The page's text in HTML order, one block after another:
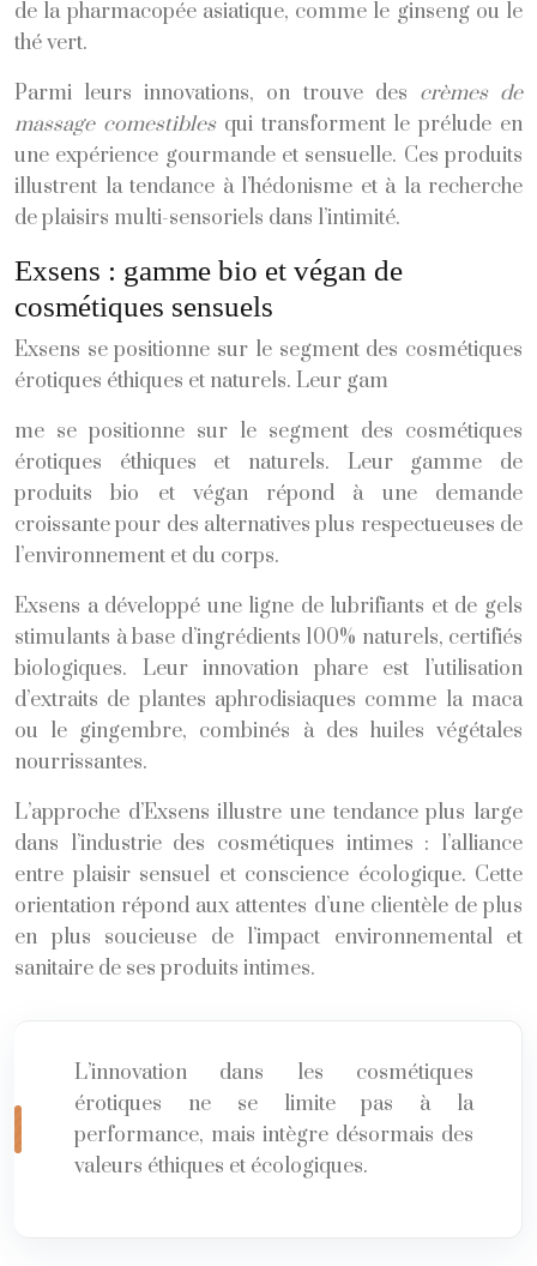
de la pharmacopée asiatique, comme le ginseng ou le
thé vert.
Parmi leurs innovations, on trouve des crèmes de
massage comestibles qui transforment le prélude en
une expérience gourmande et sensuelle. Ces produits
illustrent la tendance à l’hédonisme et à la recherche
de plaisirs multi-sensoriels dans l’intimité.
Exsens : gamme bio et végan de
cosmétiques sensuels
Exsens se positionne sur le segment des cosmétiques
érotiques éthiques et naturels. Leur gam
me se positionne sur le segment des cosmétiques
érotiques éthiques et naturels. Leur gamme de
produits bio et végan répond à une demande
croissante pour des alternatives plus respectueuses de
l’environnement et du corps.
Exsens a développé une ligne de lubrifiants et de gels
stimulants à base d’ingrédients 100% naturels, certifiés
biologiques. Leur innovation phare est l’utilisation
d’extraits de plantes aphrodisiaques comme la maca
ou le gingembre, combinés à des huiles végétales
nourrissantes.
L’approche d’Exsens illustre une tendance plus large
dans l’industrie des cosmétiques intimes : l’alliance
entre plaisir sensuel et conscience écologique. Cette
orientation répond aux attentes d’une clientèle de plus
en plus soucieuse de l’impact environnemental et
sanitaire de ses produits intimes.
L’innovation dans les cosmétiques
érotiques ne se limite pas à la
performance, mais intègre désormais des
valeurs éthiques et écologiques.